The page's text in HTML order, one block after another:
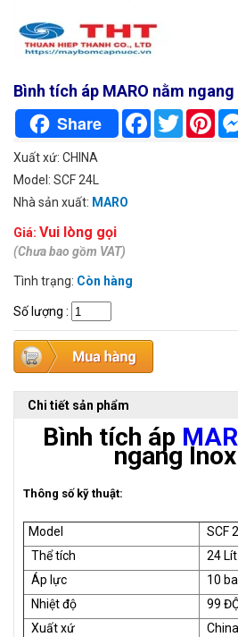
Bình tích áp MARO nằm
Share FacebookTwitter
Xuất xứ: CHINA
Model: SCF 24L
Nhà sản xuất: MARO
Giá: Vui lòng gọi
(Chưa bao gồm VAT)
Tình trạng: Còn hàng
Số lượng :
Chi tiết sản phẩm
Bình tích áp
ngang
Thông số kỹ thuật:
Model
SCF
Thể tích
24 Lít
Áp lực
10
Nhiệt độ
99
Xuất xứ
China